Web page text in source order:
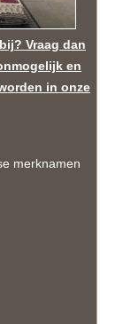
Vraag dan
en
in onze
merknamen